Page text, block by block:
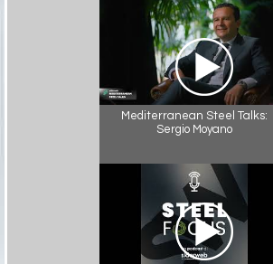
Mediterranean Steel Talks:
Sergio Moyano